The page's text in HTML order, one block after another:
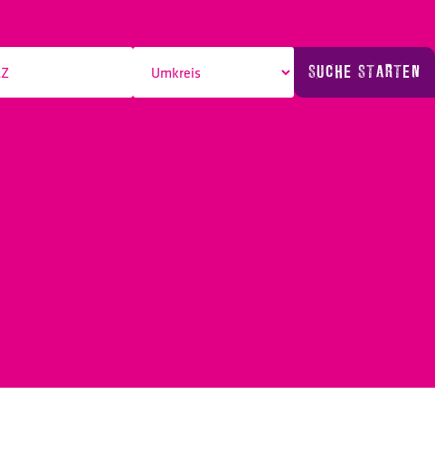
SUCHE STARTEN